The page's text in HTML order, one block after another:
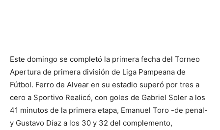
Este domingo se completó la primera fecha del Torneo
Apertura de primera división de Liga Pampeana de
Fútbol. Ferro de Alvear en su estadio superó por tres a
cero a Sportivo Realicó, con goles de Gabriel Soler a los
41 minutos de la primera etapa, Emanuel Toro -de penal-
y Gustavo Díaz a los 30 y 32 del complemento,